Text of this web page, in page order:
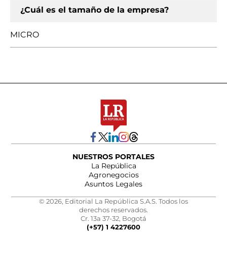
¿Cuál es el tamaño de la empresa?
MICRO
NUESTROS PORTALES
La República
Agronegocios
Asuntos Legales
© 2026, Editorial La República S.A.S. Todos los
derechos reservados.
Cr. 13a 37-32, Bogotá
(+57) 1 4227600